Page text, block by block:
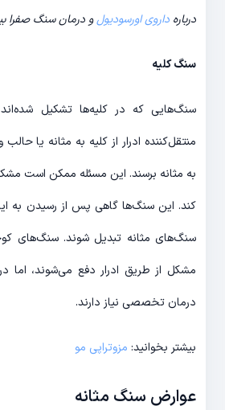
درباره داروی اورسودیولو درمان سنگ صفرا
سنگ کلیه
سنگ‌هایی که در کلیه‌ها تشکیل شده‌اند
منتقل‌کننده ادرار از کلیه به مثانه یا
به مثانه برسند. این مسئله ممکن است
کند. این سنگ‌ها گاهی پس از رسیدن به
سنگ‌های مثانه تبدیل شوند. سنگ‌های
مشکل از طریق ادرار دفع می‌شوند، اما
درمان تخصصی نیاز دارند.
بیشتر بخوانید: مزوتراپی مو
عوارض سنگ مثانه